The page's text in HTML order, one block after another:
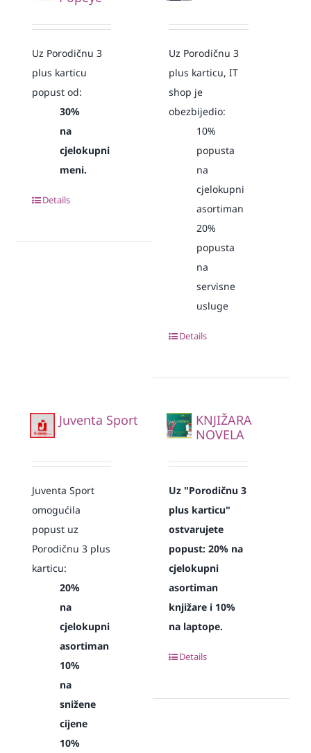
Uz Porodičnu 3
plus karticu
popust od:
30%
na
cjelokupni
meni.
Details
Uz Porodičnu 3
plus karticu, IT
shop je
obezbijedio:
10%
popusta
na
cjelokupni
asortiman
20%
popusta
na
servisne
usluge
Details
Juventa Sport
Juventa Sport
omogućila
popust uz
Porodičnu 3 plus
karticu:
20%
na
cjelokupni
asortiman
10%
na
snižene
cijene
10%
KNJIŽARA
NOVELA
Uz "Porodičnu 3
plus karticu"
ostvarujete
popust: 20% na
cjelokupni
asortiman
knjižare i 10%
na laptope.
Details